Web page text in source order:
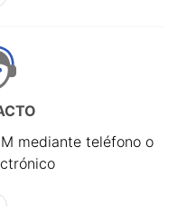
mediante teléfono o